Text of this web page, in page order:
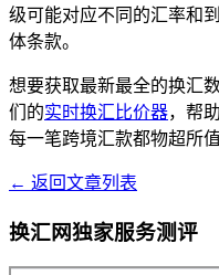
级可能对应不同的汇率和
体条款。
想要获取最新最全的换汇
们的实时换汇比价器，帮
每一笔跨境汇款都物超所值
← 返回文章列表
换汇网独家服务测评